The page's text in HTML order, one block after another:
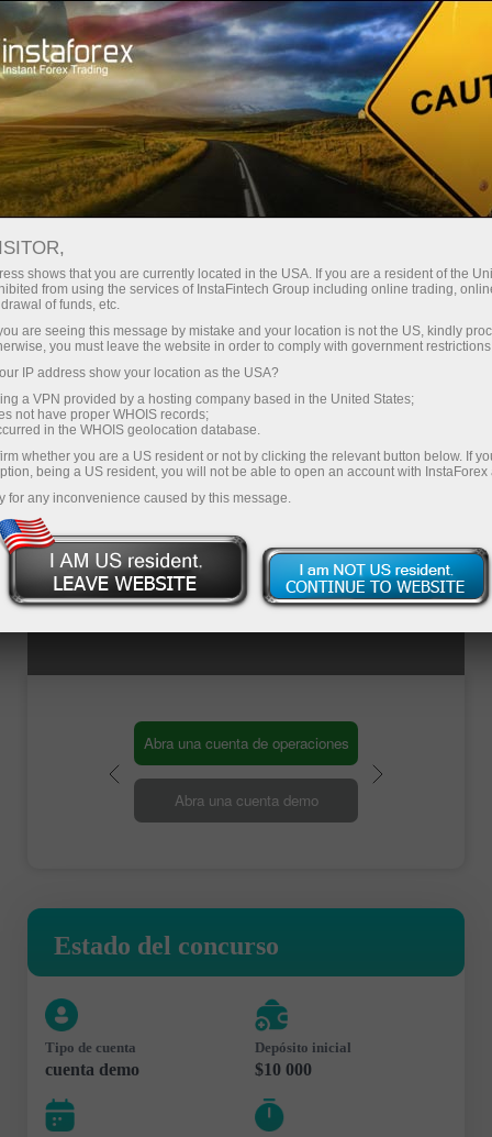
Campañas Concursos Francotirador
Francotirador
Every week we raffle off $1,500 among traders
with the best trading performance in a demo
account. Join the Sniper contest right now and
become one of these lucky ones!
Participar
Abra una cuenta de operaciones
Abra una cuenta demo
Estado del concurso
Tipo de cuenta
cuenta demo
Depósito inicial
$10 000
shows that you are currently located in the USA. If you are a resident of the
from using the services of InstaFintech Group including online trading,
of funds, etc.
are seeing this message by mistake and your location is not the US, kindly
you must leave the website in order to comply with government
IP address show your location as the USA?
a VPN provided by a hosting company based in the United States;
not have proper WHOIS records;
in the WHOIS geolocation database.
whether you are a US resident or not by clicking the relevant button below. If
being a US resident, you will not be able to open an account with InstaForex
for any inconvenience caused by this message.